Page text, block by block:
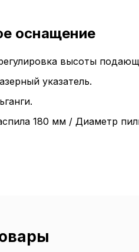
оснащение
высоты
указатель.
180 мм / Диаметр